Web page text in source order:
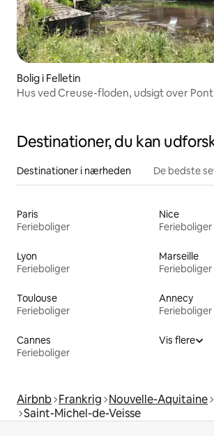
Bolig i Felletin
Hus ved Creuse-floden, udsigt over
Destinationer, du kan
Destinationer i nærheden De bedste
Paris
Ferieboliger
Nice
Ferieboliger
Lyon
Ferieboliger
Marseille
Ferieboliger
Toulouse
Ferieboliger
Annecy
Ferieboliger
Cannes
Ferieboliger
Vis flere
Airbnb Frankrig Nouvelle-Aquitaine
Saint-Michel-de-Veisse